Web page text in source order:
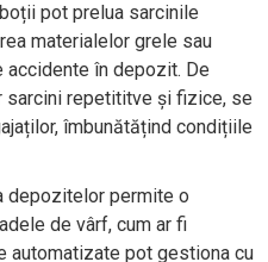
pot prelua sarcinile
materialelor grele sau
accidente în depozit. De
sarcini repetititve și fizice, se
îmbunătățind condițiile
depozitelor permite o
de vârf, cum ar fi
automatizate pot gestiona cu